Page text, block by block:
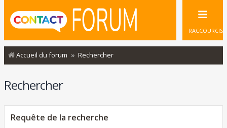
RACCOURCIS
Accueil du forum Rechercher
Rechercher
Requête de la recherche